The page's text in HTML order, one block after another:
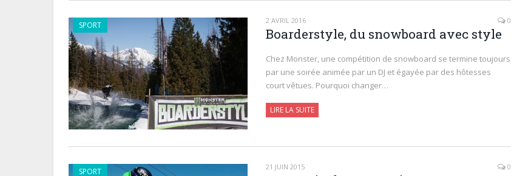
SPORT 2 AVRIL 2016 0
Boarderstyle, du snowboard avec style
Chez Monster, une compétition de snowboard se termine toujours
par une soirée animée par un DJ et égayée par des hôtesses
court vêtues. Pourquoi changer…
LIRE LA SUITE
SPORT 21 JUIN 2015 0